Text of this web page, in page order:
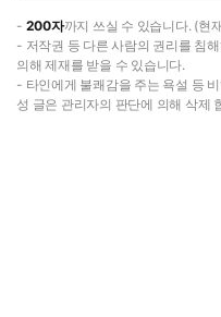
- 200자까지 쓰실 수 있습니다. (현
- 저작권 등 다른 사람의 권리를 침
의해 제재를 받을 수 있습니다.
- 타인에게 불쾌감을 주는 욕설 등
성 글은 관리자의 판단에 의해 삭제